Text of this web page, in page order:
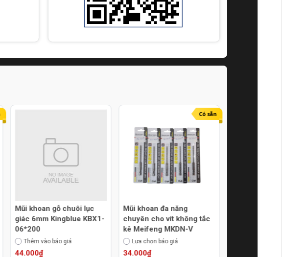
Mũi khoan gỗ chuôi lục
giác 6mm Kingblue KBX1-
06*200
Thêm vào báo giá
44.000₫
Có sẵn
Mũi khoan đa năng
chuyên cho vít không tắc
kê Meifeng MKDN-V
Lựa chọn báo giá
34.000₫